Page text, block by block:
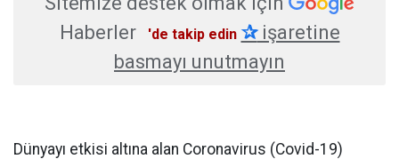
Haberler
'de takip edin ✰işaretine
basmayı unutmayın
Dünyayı etkisi altına alan Coronavirus (Covid-19)